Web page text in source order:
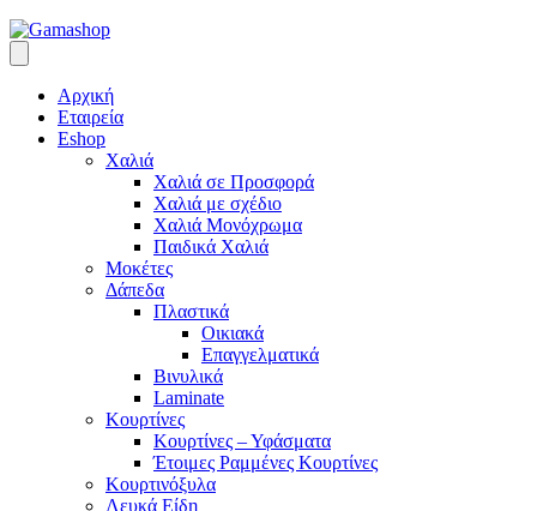
Αρχική
Εταιρεία
Eshop
Χαλιά
Χαλιά σε Προσφορά
Χαλιά με σχέδιο
Χαλιά Μονόχρωμα
Παιδικά Χαλιά
Μοκέτες
Δάπεδα
Πλαστικά
Οικιακά
Επαγγελματικά
Βινυλικά
Laminate
Κουρτίνες
Κουρτίνες – Υφάσματα
Έτοιμες Ραμμένες Κουρτίνες
Κουρτινόξυλα
Λευκά Είδη